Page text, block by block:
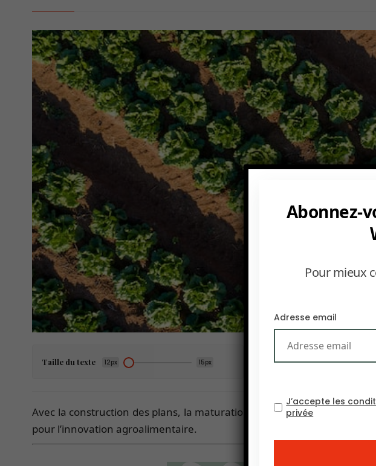
Taille du texte 12px 15px
Avec la construction des plans, la maturation des marchés et
pour l’innovation agroalimentaire.
Abonnez-
Pour mieux
Adresse email
J’accepte les
privée